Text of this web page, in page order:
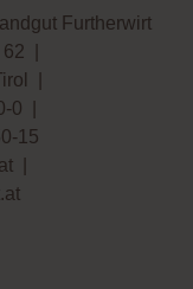
Furtherwirt
62
0
15